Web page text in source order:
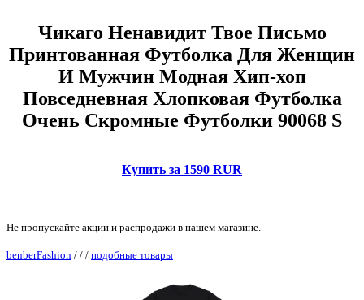
Чикаго Ненавидит Твое Письмо
Принтованная Футболка Для Женщин
И Мужчин Модная Хип-хоп
Повседневная Хлопковая Футболка
Очень Скромные Футболки 90068 S
Купить за 1590 RUR
Не пропускайте акции и распродажи в нашем магазине.
benberFashion / / / подобные товары